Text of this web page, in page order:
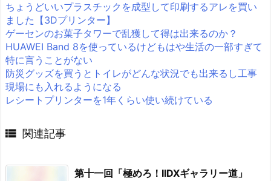
ちょうどいいプラスチックを成型して印刷するアレを買い
ました【3Dプリンター】
ゲーセンのお菓子タワーで乱獲して得は出来るのか？
HUAWEI Band 8を使っているけどもはや生活の一部すぎて
特に言うことがない
防災グッズを買うとトイレがどんな状況でも出来るし工事
現場にも入れるようになる
レシートプリンターを1年くらい使い続けている
 関連記事
第十一回「極めろ！IIDXギャラリー道」